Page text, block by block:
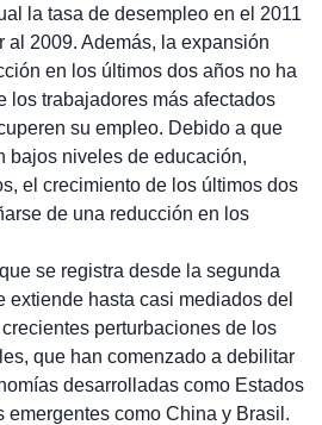
la tasa de desempleo en el 2011
2009. Además, la expansión
en los últimos dos años no ha
los trabajadores más afectados
su empleo. Debido a que
bajos niveles de educación,
el crecimiento de los últimos dos
de una reducción en los
se registra desde la segunda
extiende hasta casi mediados del
perturbaciones de los
que han comenzado a debilitar
desarrolladas como Estados
emergentes como China y Brasil.